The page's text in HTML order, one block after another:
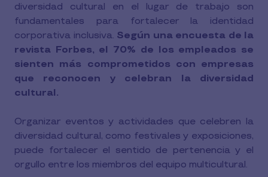
diversidad cultural en el lugar de trabajo son
fundamentales para fortalecer la identidad
corporativa inclusiva. Según una encuesta de la
revista Forbes, el 70% de los empleados se
sienten más comprometidos con empresas
que reconocen y celebran la diversidad
cultural.
Organizar eventos y actividades que celebren la
diversidad cultural, como festivales y exposiciones,
puede fortalecer el sentido de pertenencia y el
orgullo entre los miembros del equipo multicultural.